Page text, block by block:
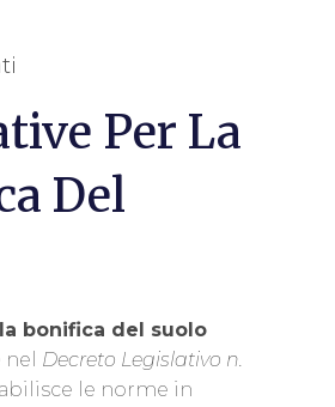
Per La
Del
bonifica del suolo
Decreto Legislativo n.
le norme in